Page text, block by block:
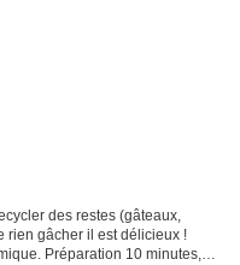
des restes (gâteaux,
rien gâcher il est délicieux !
Préparation 10 minutes,